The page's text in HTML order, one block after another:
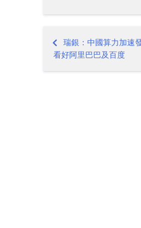
Post
瑞銀：中國算力加
看好阿里巴巴及百度